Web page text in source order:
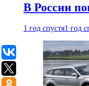
В России
1 год спустя1 год